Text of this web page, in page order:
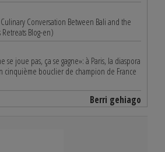
Conversation Between Bali and the
Blog-en)
se joue pas, ça se gagne»: à Paris, la diaspora
cinquième bouclier de champion de France
Berri gehiago